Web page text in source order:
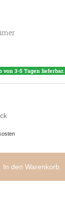
von 3-5 Tagen lieferbar.
In den Warenkorb